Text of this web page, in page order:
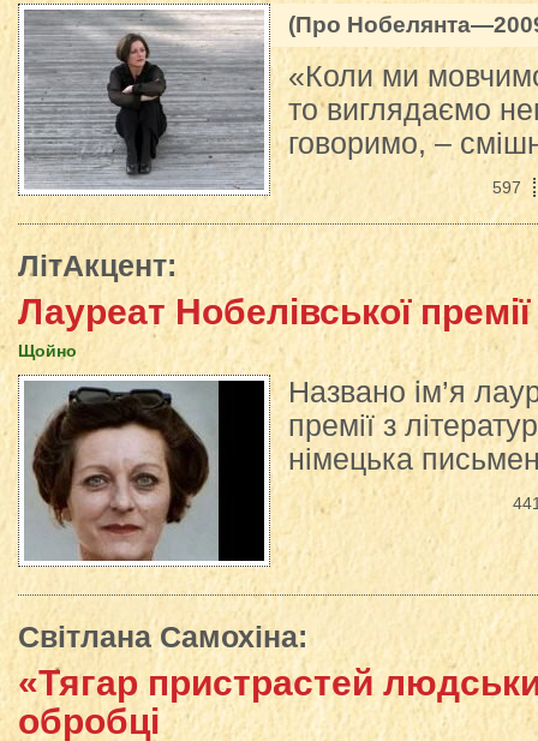
(Про
«Коли ми
то виглядаємо
говоримо, –
597
ЛітАкцент:
Лауреат Нобелівської
Щойно
Названо ім’я
премії з
німецька
Світлана Самохіна:
«Тягар пристрастей
обробці